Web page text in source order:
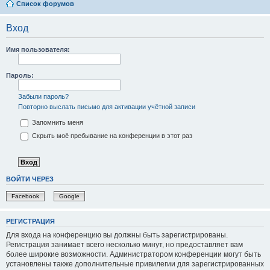
Список форумов
Вход
Имя пользователя:
Пароль:
Забыли пароль?
Повторно выслать письмо для активации учётной записи
Запомнить меня
Скрыть моё пребывание на конференции в этот раз
ВОЙТИ ЧЕРЕЗ
Facebook Google
РЕГИСТРАЦИЯ
Для входа на конференцию вы должны быть зарегистрированы.
Регистрация занимает всего несколько минут, но предоставляет вам
более широкие возможности. Администратором конференции могут быть
установлены также дополнительные привилегии для зарегистрированных